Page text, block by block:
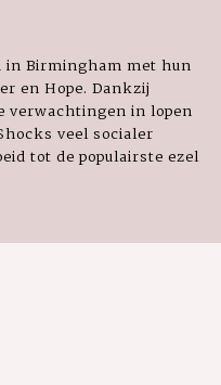
in Birmingham met hun
en Hope. Dankzij
verwachtingen in lopen
veel socialer
tot de populairste ezel